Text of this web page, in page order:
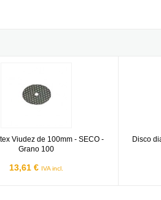
Viudez de 100mm - SECO -
Grano 100
13,61 € IVA incl.
Disco